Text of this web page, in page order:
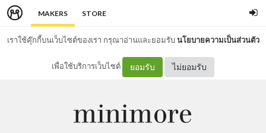
MAKERS STORE
เราใช้คุ๊กกี้บนเว็บไซต์ของเรา กรุณาอ่านและยอมรับนโยบายความเป็นส่วนตัว
เพื่อใช้บริการเว็บไซต์ ยอมรับ ไม่ยอมรับ